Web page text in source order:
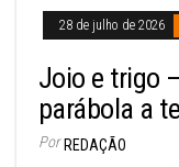
28 de julho de 2026
Joio e trigo
parábola a
Por REDAÇÃO